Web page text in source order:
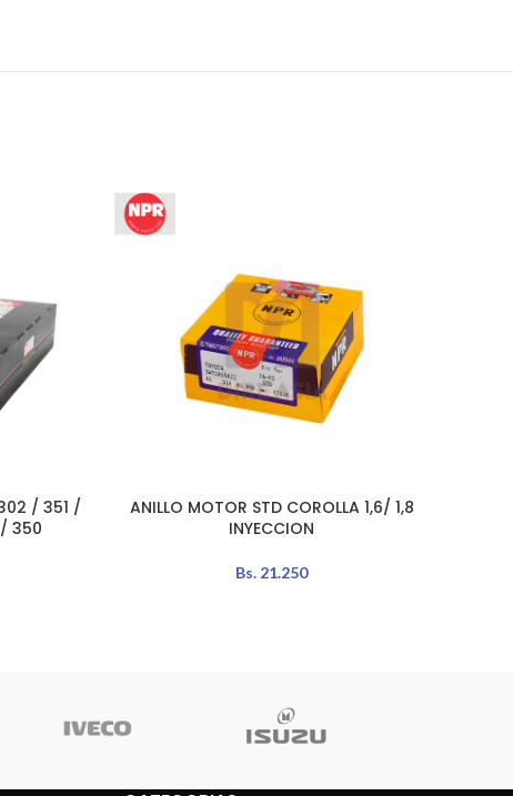
/ 351 /
350
AÑADIR AL CARRITO
ANILLO MOTOR STD COROLLA 1,6/ 1,8
INYECCION
Bs. 21.250